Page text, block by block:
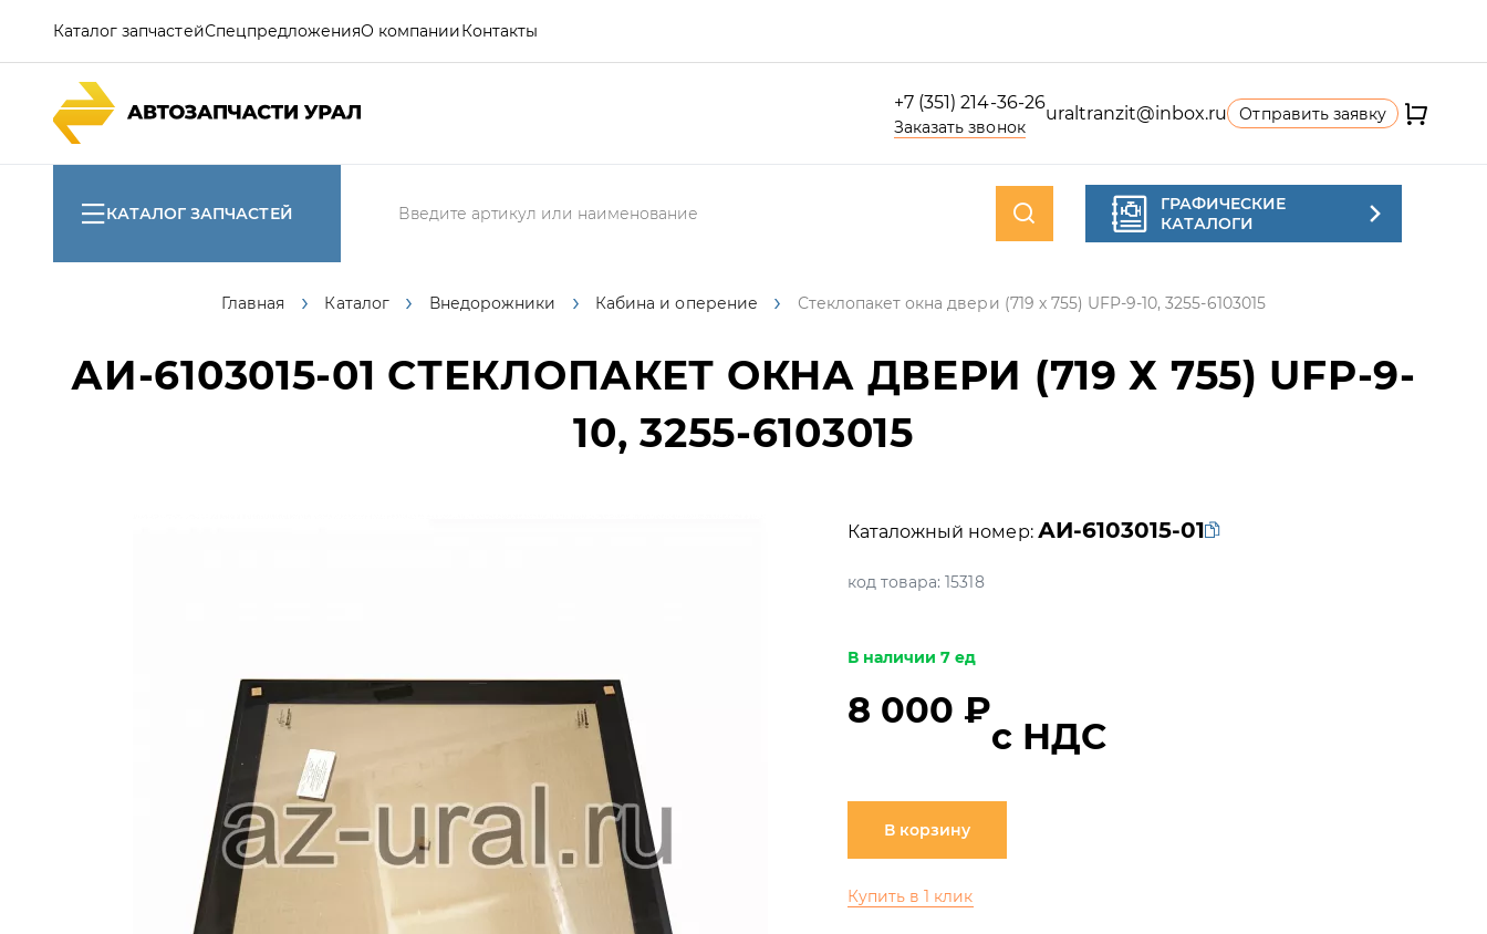
Каталог запчастейСпецпредложенияО компанииКонтакты
+7 (351) 214-36-26
Заказать звонок
uraltranzit@inbox.ru Отправить заявку
КАТАЛОГ ЗАПЧАСТЕЙ
ГРАФИЧЕСКИЕ
КАТАЛОГИ
Главная Каталог Внедорожники Кабина и оперение Стеклопакет окна двери (719 х 755) UFP-9-10, 3255-6103015
АИ-6103015-01 СТЕКЛОПАКЕТ ОКНА ДВЕРИ (719 Х 755) UFP-9-
10, 3255-6103015
Каталожный номер: АИ-6103015-01
код товара: 15318
В наличии 7 ед
8 000 ₽
с НДС
В корзину
Купить в 1 клик